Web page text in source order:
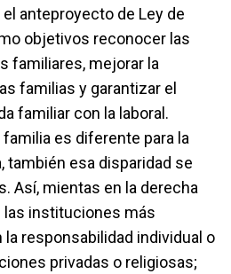
anteproyecto de Ley de
objetivos reconocer las
familiares, mejorar la
familias y garantizar el
familiar con la laboral.
es diferente para la
también esa disparidad se
Así, mientas en la derecha
las instituciones más
la responsabilidad individual o
privadas o religiosas;